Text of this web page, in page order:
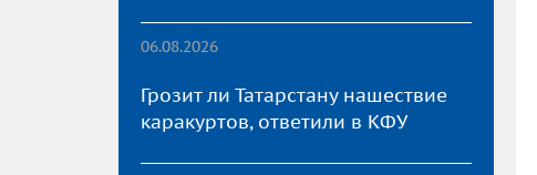
06.08.2026
Грозит ли Татарстану нашествие
каракуртов, ответили в КФУ